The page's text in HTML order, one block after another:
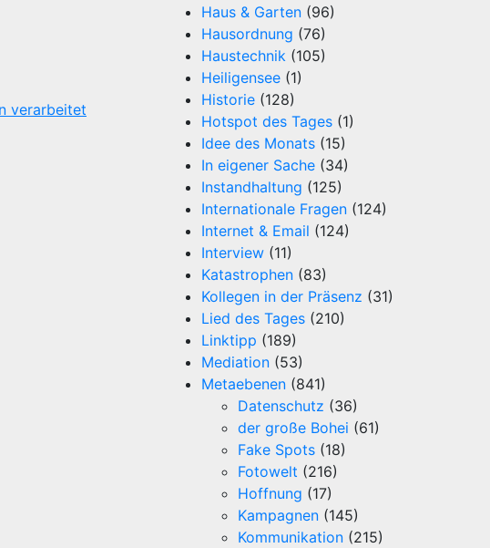
verarbeitet
Haus & Garten (96)
Hausordnung (76)
Haustechnik (105)
Heiligensee (1)
Historie (128)
Hotspot des Tages (1)
Idee des Monats (15)
In eigener Sache (34)
Instandhaltung (125)
Internationale Fragen (124)
Internet & Email (124)
Interview (11)
Katastrophen (83)
Kollegen in der Präsenz (31)
Lied des Tages (210)
Linktipp (189)
Mediation (53)
Metaebenen (841)
Datenschutz (36)
der große Bohei (61)
Fake Spots (18)
Fotowelt (216)
Hoffnung (17)
Kampagnen (145)
Kommunikation (215)